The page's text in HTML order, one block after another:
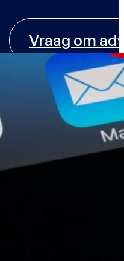
Vraag om